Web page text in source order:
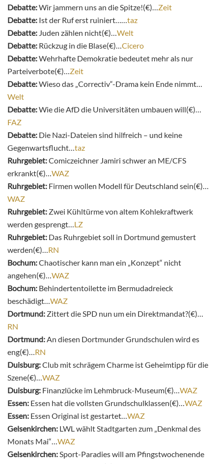
Debatte:Wir jammern uns an die Spitze!(€)…Zeit
Debatte: Ist der Ruf erst ruiniert……taz
Debatte: Juden zählen nicht(€)…Welt
Debatte: Rückzug in die Blase(€)…Cicero
Debatte:Wehrhafte Demokratie bedeutet mehr als nur
Parteiverbote(€)…Zeit
Debatte:Wieso das „Correctiv“-Drama kein Ende nimmt…
Welt
Debatte:Wie die AfD die Universitäten umbauen will(€)…
FAZ
Debatte: Die Nazi-Dateien sind hilfreich – und keine
Gegenwartsflucht…taz
Ruhrgebiet:Comiczeichner Jamiri schwer an ME/CFS
erkrankt(€)…WAZ
Ruhrgebiet: Firmen wollen Modell für Deutschland sein(€)…
WAZ
Ruhrgebiet: Zwei Kühltürme von altem Kohlekraftwerk
werden gesprengt…LZ
Ruhrgebiet: Das Ruhrgebiet soll in Dortmund gemustert
werden(€)…RN
Bochum:Chaotischer kann man ein „Konzept“ nicht
angehen(€)…WAZ
Bochum: Behindertentoilette im Bermudadreieck
beschädigt…WAZ
Dortmund: Zittert die SPD nun um ein Direktmandat?(€)…
RN
Dortmund:An diesen Dortmunder Grundschulen wird es
eng(€)…RN
Duisburg:Club mit schrägem Charme ist Geheimtipp für die
Szene(€)…WAZ
Duisburg: Finanzlücke im Lehmbruck-Museum(€)…WAZ
Essen: Essen hat die vollsten Grundschulklassen(€)…WAZ
Essen: Essen Original ist gestartet…WAZ
Gelsenkirchen: LWL wählt Stadtgarten zum „Denkmal des
Monats Mai“…WAZ
Gelsenkirchen:Sport-Paradies will am Pfingstwochenende